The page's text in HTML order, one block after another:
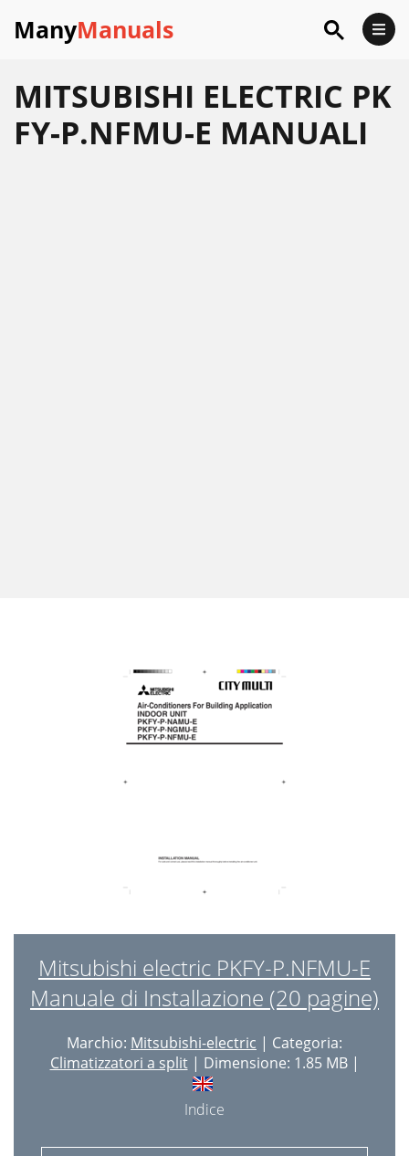
ManyManuals
MITSUBISHI ELECTRIC PK
FY-P.NFMU-E MANUALI
Mitsubishi electric PKFY-P.NFMU-E
Manuale di Installazione (20 pagine)
Marchio: Mitsubishi-electric | Categoria:
Climatizzatori a split| Dimensione: 1.85 MB |
Indice